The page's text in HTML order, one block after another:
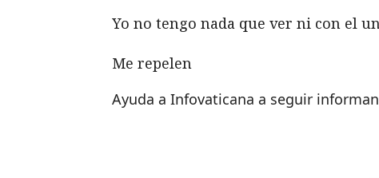
Yo no tengo nada que ver ni con el
Me repelen
Ayuda a Infovaticana a seguir